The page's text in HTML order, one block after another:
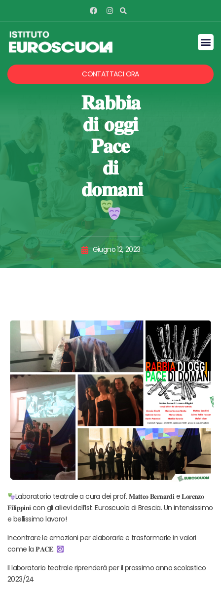
CONTATTACI ORA
𝐑𝐚𝐛𝐛𝐢𝐚
𝐝𝐢 𝐨𝐠𝐠𝐢
𝐏𝐚𝐜𝐞
𝐝𝐢
𝐝𝐨𝐦𝐚𝐧𝐢
Giugno 12, 2023
Laboratorio teatrale a cura dei prof. 𝐌𝐚𝐭𝐭𝐞𝐨 𝐁𝐞𝐫𝐧𝐚𝐫𝐝𝐢 e 𝐋𝐨𝐫𝐞𝐧𝐳𝐨
𝐅𝐢𝐥𝐢𝐩𝐩𝐢𝐧𝐢 con gli allievi dell’Ist. Euroscuola di Brescia. Un intensissimo
e bellissimo lavoro!
Incontrare le emozioni per elaborarle e trasformarle in valori
come la 𝐏𝐀𝐂𝐄.
Il laboratorio teatrale riprenderà per il prossimo anno scolastico
2023/24